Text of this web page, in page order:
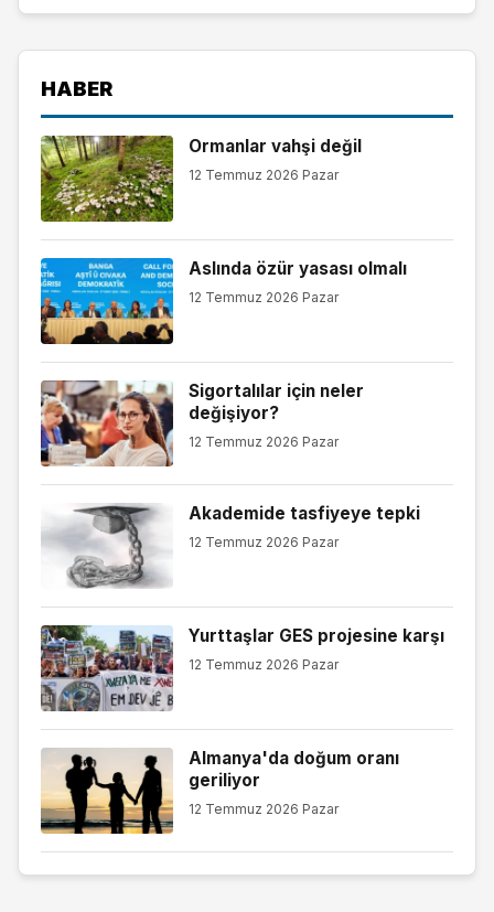
HABER
Ormanlar vahşi değil
12 Temmuz 2026 Pazar
Aslında özür yasası olmalı
12 Temmuz 2026 Pazar
Sigortalılar için neler
değişiyor?
12 Temmuz 2026 Pazar
Akademide tasfiyeye tepki
12 Temmuz 2026 Pazar
Yurttaşlar GES projesine karşı
12 Temmuz 2026 Pazar
Almanya'da doğum oranı
geriliyor
12 Temmuz 2026 Pazar